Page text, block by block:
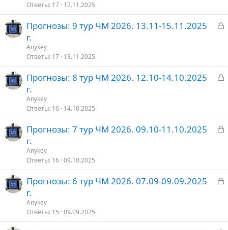
т
Ответы 17 17.11.2025
З
т
Прогнозы: 9 тур ЧМ 2026. 13.11-15.11.2025
г.
Anykey
Ответы 17 13.11.2025
З
т
Прогнозы: 8 тур ЧМ 2026. 12.10-14.10.2025
г.
Anykey
Ответы 16 14.10.2025
З
т
Прогнозы: 7 тур ЧМ 2026. 09.10-11.10.2025
г.
Anykey
Ответы 16 09.10.2025
З
Прогнозы: 6 тур ЧМ 2026. 07.09-09.09.2025
г.
Anykey
Ответы 15 09.09.2025